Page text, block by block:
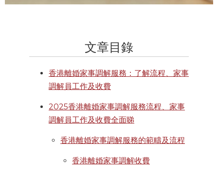
文章目錄
香港離婚家事調解服務：了解流程、家事
調解員工作及收費
2025香港離婚家事調解服務流程、家事
調解員工作及收費全面睇
香港離婚家事調解服務的範疇及流程
香港離婚家事調解收費